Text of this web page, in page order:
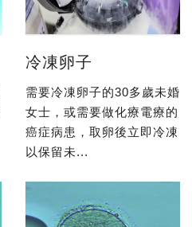
冷凍卵子
需要冷凍卵子的30多歲未婚
女士，或需要做化療電療的
癌症病患，取卵後立即冷凍
以保留未...